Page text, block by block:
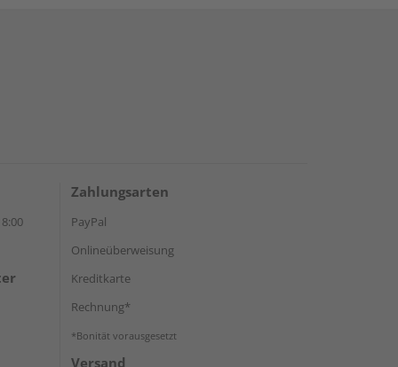
Zahlungsarten
PayPal
Onlineüberweisung
Kreditkarte
Rechnung*
*Bonität vorausgesetzt
Versand